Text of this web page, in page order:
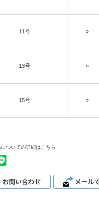
11号 ○
13号 ○
15号 ○
についての詳細はこちら